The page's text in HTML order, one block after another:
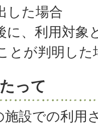
した場合
に、利用対象
とが判明した
って
設での利用